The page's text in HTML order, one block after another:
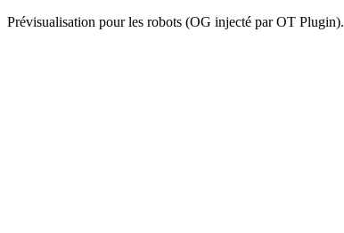
Prévisualisation pour les robots (OG injecté par OT Plugin).